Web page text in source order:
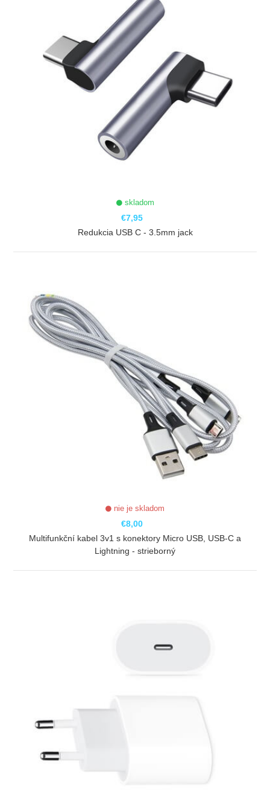
skladom
€7,95
Redukcia USB C - 3.5mm jack
nie je skladom
€8,00
Multifunkční kabel 3v1 s konektory Micro USB, USB-C a
Lightning - strieborný